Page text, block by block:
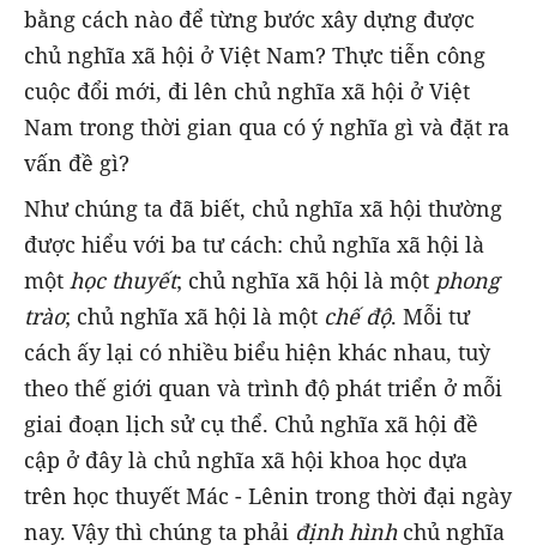
bằng cách nào để từng bước xây dựng được
chủ nghĩa xã hội ở Việt Nam? Thực tiễn công
cuộc đổi mới, đi lên chủ nghĩa xã hội ở Việt
Nam trong thời gian qua có ý nghĩa gì và đặt ra
vấn đề gì?
Như chúng ta đã biết, chủ nghĩa xã hội thường
được hiểu với ba tư cách: chủ nghĩa xã hội là
một học thuyết; chủ nghĩa xã hội là một phong
trào; chủ nghĩa xã hội là một chế độ. Mỗi tư
cách ấy lại có nhiều biểu hiện khác nhau, tuỳ
theo thế giới quan và trình độ phát triển ở mỗi
giai đoạn lịch sử cụ thể. Chủ nghĩa xã hội đề
cập ở đây là chủ nghĩa xã hội khoa học dựa
trên học thuyết Mác - Lênin trong thời đại ngày
nay. Vậy thì chúng ta phải định hìnhchủ nghĩa